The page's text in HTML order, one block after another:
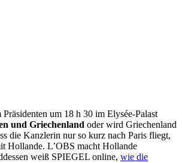
um 18 h 30 im Elysée-Palast
und Griechenland oder wird Griechenland
die Kanzlerin nur so kurz nach Paris fliegt,
Hollande. L’OBS macht Hollande
weiß SPIEGEL online, wie die